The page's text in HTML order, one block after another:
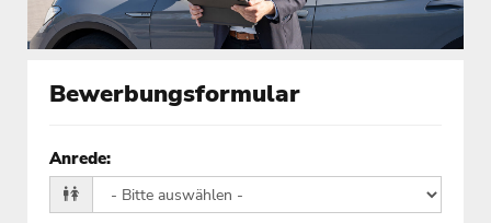
Bewerbungsformular
Anrede: